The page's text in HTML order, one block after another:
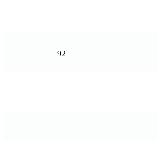
92